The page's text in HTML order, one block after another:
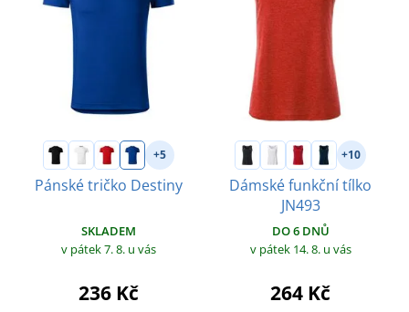
+5
Pánské tričko Destiny
SKLADEM
v pátek 7. 8. u vás
236 Kč
+10
Dámské funkční tílko
JN493
DO 6 DNŮ
v pátek 14. 8. u vás
264 Kč